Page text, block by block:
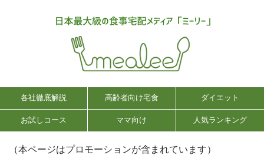
各社徹底解説 高齢者向け宅食 ダイエット
お試しコース ママ向け 人気ランキング
（本ページはプロモーションが含まれています）